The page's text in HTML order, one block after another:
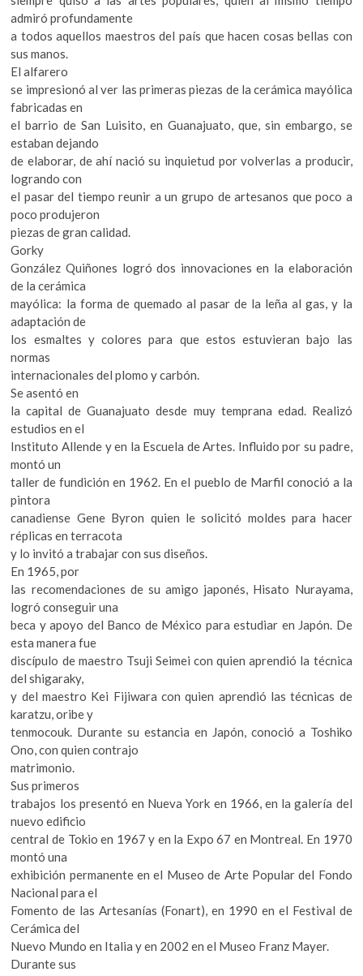
admiró profundamente
a todos aquellos maestros del país que hacen cosas bellas con
sus manos.
El alfarero
se impresionó al ver las primeras piezas de la cerámica mayólica
fabricadas en
el barrio de San Luisito, en Guanajuato, que, sin embargo, se
estaban dejando
de elaborar, de ahí nació su inquietud por volverlas a producir,
logrando con
el pasar del tiempo reunir a un grupo de artesanos que poco a
poco produjeron
piezas de gran calidad.
Gorky
González Quiñones logró dos innovaciones en la elaboración
de la cerámica
mayólica: la forma de quemado al pasar de la leña al gas, y la
adaptación de
los esmaltes y colores para que estos estuvieran bajo las
normas
internacionales del plomo y carbón.
Se asentó en
la capital de Guanajuato desde muy temprana edad. Realizó
estudios en el
Instituto Allende y en la Escuela de Artes. Influido por su padre,
montó un
taller de fundición en 1962. En el pueblo de Marfil conoció a la
pintora
canadiense Gene Byron quien le solicitó moldes para hacer
réplicas en terracota
y lo invitó a trabajar con sus diseños.
En 1965, por
las recomendaciones de su amigo japonés, Hisato Nurayama,
logró conseguir una
beca y apoyo del Banco de México para estudiar en Japón. De
esta manera fue
discípulo de maestro Tsuji Seimei con quien aprendió la técnica
del shigaraky,
y del maestro Kei Fijiwara con quien aprendió las técnicas de
karatzu, oribe y
tenmocouk. Durante su estancia en Japón, conoció a Toshiko
Ono, con quien contrajo
matrimonio.
Sus primeros
trabajos los presentó en Nueva York en 1966, en la galería del
nuevo edificio
central de Tokio en 1967 y en la Expo 67 en Montreal. En 1970
montó una
exhibición permanente en el Museo de Arte Popular del Fondo
Nacional para el
Fomento de las Artesanías (Fonart), en 1990 en el Festival de
Cerámica del
Nuevo Mundo en Italia y en 2002 en el Museo Franz Mayer.
Durante sus